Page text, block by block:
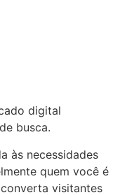
digital
busca.
às necessidades
quem você é
visitantes